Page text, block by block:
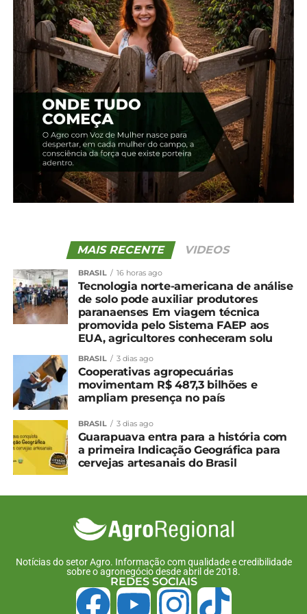
Grossase consolida como a maior produtora do
estado, com uma área plantada de110 mil
hectarese uma produção estimada em424 mil
toneladas.
*Redação com informações da Seab
Compartilhe isso:
Facebook 18+
Maior produtora do País,
terá redução de 39,8% na
área de cevada
28 de março, 2024
Em "Guarapuava"
Produção de cevada é
toneladas no PR
30 de agosto, 2024
Em "Paraná"
Paraná fecha colheita de
cevada com 286 mil
toneladas
22 de novembro, 2024
Em "Paraná"
TÓPICOS RELACIONADOS:
UP NEXT
Produtores se unem para retomar plantio de
Abril começa chuvoso e traz temperaturas
mais amenas ao Paraná, aponta Simepar
MAIS RECENTE VIDEOS
BRASIL 16 horas ago
Tecnologia norte-americana de análise
de solo pode auxiliar produtores
paranaenses Em viagem técnica
promovida pelo Sistema FAEP aos
EUA, agricultores conheceram solu
BRASIL 3 dias ago
Cooperativas agropecuárias
movimentam R$ 487,3 bilhões e
ampliam presença no país
BRASIL 3 dias ago
Guarapuava entra para a história com
a primeira Indicação Geográfica para
cervejas artesanais do Brasil
Notícias do setor Agro. Informação com qualidade e credibilidade
sobre o agronegócio desde abril de 2018.
REDES SOCIAIS